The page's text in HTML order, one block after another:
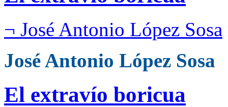
¬ José Antonio López Sosa
José Antonio López Sosa
El extravío boricua